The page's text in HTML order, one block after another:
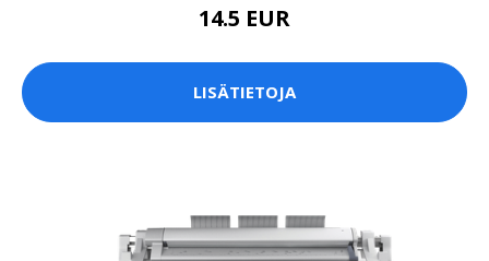
14.5 EUR
LISÄTIETOJA